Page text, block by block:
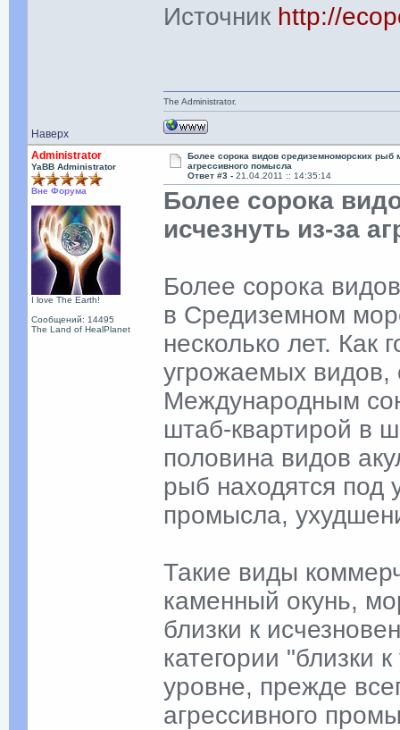
Источник http://
Наверх
The Administrator.
Administrator
YaBB Administrator
Вне Форума
I love The Earth!
Сообщений: 14495
The Land of HealPlanet
Более сорока видов средиземноморских рыб
агрессивного помысла
Ответ #3 -21.04.2011 :: 14:35:14
Более сорока
исчезнуть из-за
Более сорока
в Средиземном
несколько лет. Как
угрожаемых видов,
Международным
штаб-квартирой в
половина видов
рыб находятся под
промысла,
Такие виды
каменный окунь,
близки к
категории "близки
уровне, прежде
агрессивного